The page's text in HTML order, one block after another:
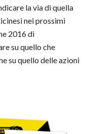
la via di quella
nei prossimi
2016 di
su quello che
su quello delle azioni